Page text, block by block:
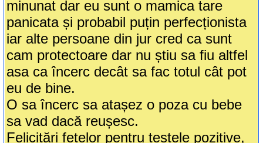
minunat dar eu sunt o mamica tare
panicata și probabil puțin perfecționista
iar alte persoane din jur cred ca sunt
cam protectoare dar nu știu sa fiu altfel
asa ca încerc decât sa fac totul cât pot
eu de bine.
O sa încerc sa atașez o poza cu bebe
sa vad dacă reușesc.
Felicitări fetelor pentru testele pozitive,